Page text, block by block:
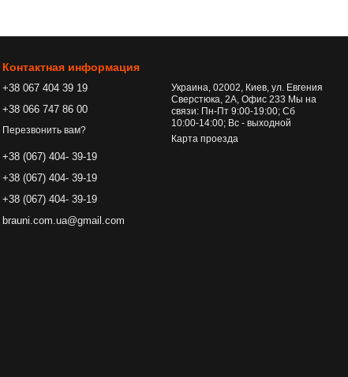
Контактная информация
+38 067 404 39 19
+38 066 747 86 00
Перезвонить вам?
+38 (067) 404- 39-19
+38 (067) 404- 39-19
+38 (067) 404- 39-19
brauni.com.ua@gmail.com
Украина, 02002, Киев, ул. Евгения
Сверстюка, 2А, Офис 233 Мы на
связи: Пн-Пт 9:00-19:00; Сб
10:00-14:00; Вс - выходной
Карта проезда